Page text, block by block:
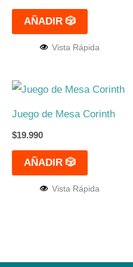
AÑADIR 🎲
Vista Rápida
Juego de Mesa Corinth
$19.990
AÑADIR 🎲
Vista Rápida